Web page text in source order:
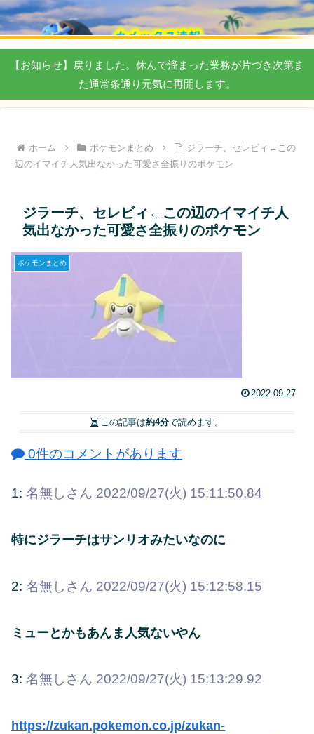
【お知らせ】戻りました。休んで溜まった業務が片づき次第ま
た通常条通り元気に再開します。
ホーム ポケモンまとめ
ジラーチ、セレビィ←この
辺のイマイチ人気出なかった可愛さ全振りのポケモン
ジラーチ、セレビィ←この辺のイマイチ人
気出なかった可愛さ全振りのポケモン
ポケモンまとめ
2022.09.27
この記事は約4分で読めます。
0件のコメントがあります
1: 名無しさん 2022/09/27(火) 15:11:50.84
特にジラーチはサンリオみたいなのに
2: 名無しさん 2022/09/27(火) 15:12:58.15
ミューとかもあんま人気ないやん
3: 名無しさん 2022/09/27(火) 15:13:29.92
https://zukan.pokemon.co.jp/zukan-